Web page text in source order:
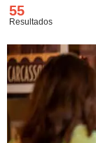
55
Resultados